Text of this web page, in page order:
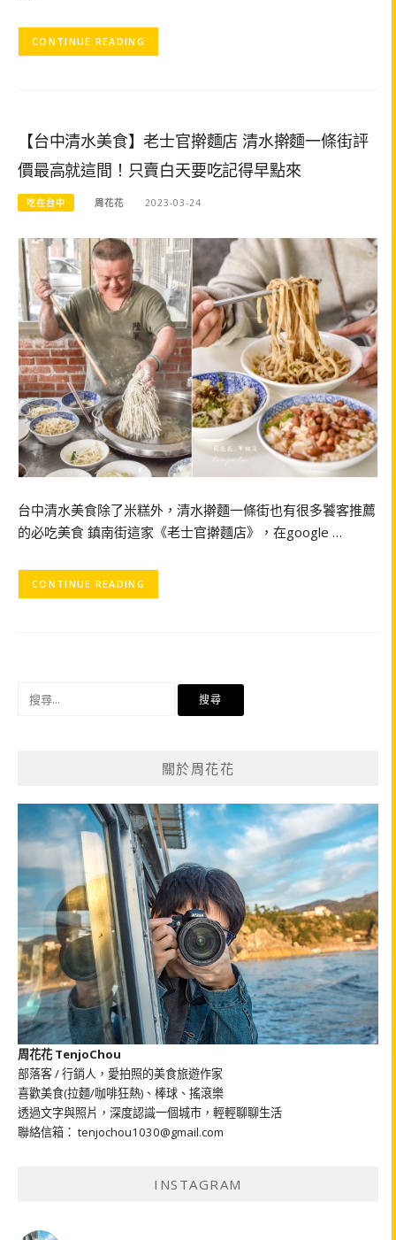
CONTINUE READING
【台中清水美食】老士官擀麵店 清水擀麵一條街評
價最高就這間！只賣白天要吃記得早點來
吃在台中 周花花 2023-03-24
台中清水美食除了米糕外，清水擀麵一條街也有很多饕客推薦
的必吃美食 鎮南街這家《老士官擀麵店》，在google …
CONTINUE READING
關於周花花
周花花 TenjoChou
部落客 / 行銷人，愛拍照的美食旅遊作家
喜歡美食(拉麵/咖啡狂熱)、棒球、搖滾樂
透過文字與照片，深度認識一個城市，輕輕聊聊生活
聯絡信箱： tenjochou1030@gmail.com
INSTAGRAM